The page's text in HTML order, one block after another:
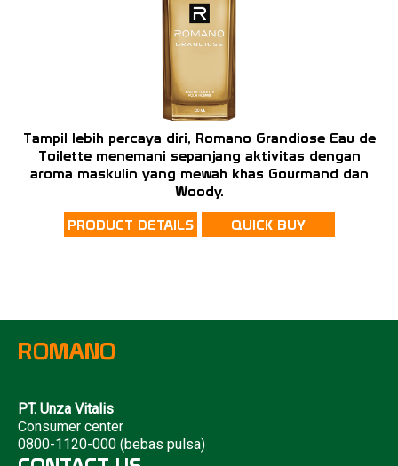
Tampil lebih percaya diri, Romano Grandiose Eau de
Toilette menemani sepanjang aktivitas dengan
aroma maskulin yang mewah khas Gourmand dan
Woody.
PRODUCT DETAILS
QUICK BUY
ROMANO
PT. Unza Vitalis
Consumer center
0800-1120-000 (bebas pulsa)